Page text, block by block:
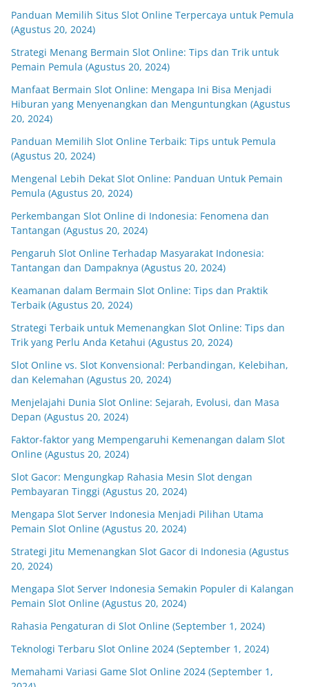
Panduan Memilih Situs Slot Online Terpercaya untuk Pemula
(Agustus 20, 2024)
Strategi Menang Bermain Slot Online: Tips dan Trik untuk
Pemain Pemula (Agustus 20, 2024)
Manfaat Bermain Slot Online: Mengapa Ini Bisa Menjadi
Hiburan yang Menyenangkan dan Menguntungkan (Agustus
20, 2024)
Panduan Memilih Slot Online Terbaik: Tips untuk Pemula
(Agustus 20, 2024)
Mengenal Lebih Dekat Slot Online: Panduan Untuk Pemain
Pemula (Agustus 20, 2024)
Perkembangan Slot Online di Indonesia: Fenomena dan
Tantangan (Agustus 20, 2024)
Pengaruh Slot Online Terhadap Masyarakat Indonesia:
Tantangan dan Dampaknya (Agustus 20, 2024)
Keamanan dalam Bermain Slot Online: Tips dan Praktik
Terbaik (Agustus 20, 2024)
Strategi Terbaik untuk Memenangkan Slot Online: Tips dan
Trik yang Perlu Anda Ketahui (Agustus 20, 2024)
Slot Online vs. Slot Konvensional: Perbandingan, Kelebihan,
dan Kelemahan (Agustus 20, 2024)
Menjelajahi Dunia Slot Online: Sejarah, Evolusi, dan Masa
Depan (Agustus 20, 2024)
Faktor-faktor yang Mempengaruhi Kemenangan dalam Slot
Online (Agustus 20, 2024)
Slot Gacor: Mengungkap Rahasia Mesin Slot dengan
Pembayaran Tinggi (Agustus 20, 2024)
Mengapa Slot Server Indonesia Menjadi Pilihan Utama
Pemain Slot Online (Agustus 20, 2024)
Strategi Jitu Memenangkan Slot Gacor di Indonesia (Agustus
20, 2024)
Mengapa Slot Server Indonesia Semakin Populer di Kalangan
Pemain Slot Online (Agustus 20, 2024)
Rahasia Pengaturan di Slot Online (September 1, 2024)
Teknologi Terbaru Slot Online 2024 (September 1, 2024)
Memahami Variasi Game Slot Online 2024 (September 1,